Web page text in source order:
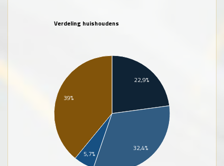
Verdeling huishoudens
22,9%
39%
5,7%
32,4%